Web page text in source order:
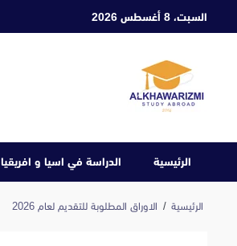
السبت، 8 أغسطس 2026
الرئيسية الدراسة في اسيا و افريقيا
الرئيسية الاوراق المطلوبة للتقديم لعام 2026